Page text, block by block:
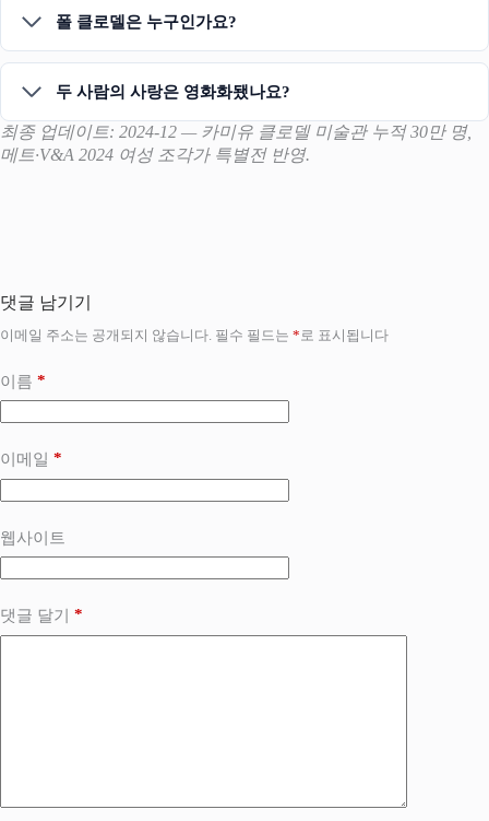
폴 클로델은 누구인가요?
두 사람의 사랑은 영화화됐나요?
최종 업데이트: 2024-12 — 카미유 클로델 미술관 누적 30만 명,
메트·V&A 2024 여성 조각가 특별전 반영.
댓글 남기기
이메일 주소는 공개되지 않습니다. 필수 필드는 * 로 표시됩니다
이름 *
이메일 *
웹사이트
댓글 달기 *